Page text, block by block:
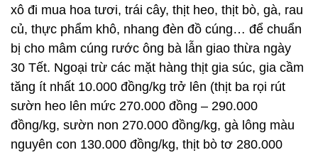
xô đi mua hoa tươi, trái cây, thịt heo, thịt bò, gà, rau
củ, thực phẩm khô, nhang đèn đồ cúng… để chuẩn
bị cho mâm cúng rước ông bà lẫn giao thừa ngày
30 Tết. Ngoại trừ các mặt hàng thịt gia súc, gia cầm
tăng ít nhất 10.000 đồng/kg trở lên (thịt ba rọi rút
sườn heo lên mức 270.000 đồng – 290.000
đồng/kg, sườn non 270.000 đồng/kg, gà lông màu
nguyên con 130.000 đồng/kg, thịt bò tơ 280.000